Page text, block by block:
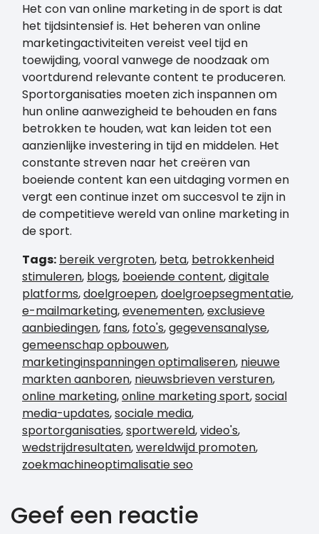
Het con van online marketing in de sport is dat
het tijdsintensief is. Het beheren van online
marketingactiviteiten vereist veel tijd en
toewijding, vooral vanwege de noodzaak om
voortdurend relevante content te produceren.
Sportorganisaties moeten zich inspannen om
hun online aanwezigheid te behouden en fans
betrokken te houden, wat kan leiden tot een
aanzienlijke investering in tijd en middelen. Het
constante streven naar het creëren van
boeiende content kan een uitdaging vormen en
vergt een continue inzet om succesvol te zijn in
de competitieve wereld van online marketing in
de sport.
Tags: bereik vergroten, beta, betrokkenheid
stimuleren, blogs, boeiende content,digitale
platforms,doelgroepen,doelgroepsegmentatie,
e-mailmarketing,evenementen,exclusieve
aanbiedingen, fans, foto's,gegevensanalyse,
gemeenschap opbouwen,
marketinginspanningen optimaliseren, nieuwe
markten aanboren, nieuwsbrieven versturen,
online marketing,online marketing sport,social
media-updates,sociale media,
sportorganisaties,sportwereld,video's,
wedstrijdresultaten,wereldwijd promoten,
zoekmachineoptimalisatie seo
Geef een reactie